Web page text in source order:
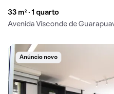
33 m² · 1 quarto
Avenida Visconde de
Anúncio novo